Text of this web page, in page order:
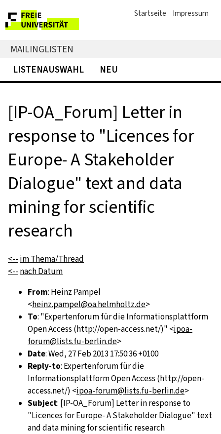
Startseite Impressum
MAILINGLISTEN
LISTENAUSWAHL
NEU
[IP-OA_Forum] Letter in
response to "Licences for
Europe- A Stakeholder
Dialogue" text and data
mining for scientific
research
<-- im Thema/Thread
<-- nach Datum
From: Heinz Pampel
<heinz.pampel@oa.helmholtz.de>
To: "Expertenforum für die Informationsplattform
Open Access (http://open-access.net/)" <ipoa-
forum@lists.fu-berlin.de>
Date: Wed, 27 Feb 2013 17:50:36 +0100
Reply-to: Expertenforum für die
Informationsplattform Open Access (http://open-
access.net/) <ipoa-forum@lists.fu-berlin.de>
Subject: [IP-OA_Forum] Letter in response to
"Licences for Europe- A Stakeholder Dialogue" text
and data mining for scientific research